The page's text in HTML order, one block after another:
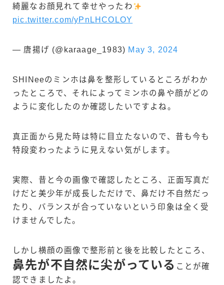
綺麗なお顔見れて幸せやったわ
pic.twitter.com/yPnLHCOLOY
— 唐揚げ (@karaage_1983) May 3, 2024
SHINeeのミンホは鼻を整形しているところがわか
ったところで、それによってミンホの鼻や顔がどの
ように変化したのか確認したいですよね。
真正面から見た時は特に目立たないので、昔も今も
特段変わったように見えない気がします。
実際、昔と今の画像で確認したところ、正面写真だ
けだと美少年が成長しただけで、鼻だけ不自然だっ
たり、バランスが合っていないという印象は全く受
けませんでした。
しかし横顔の画像で整形前と後を比較したところ、
鼻先が不自然に尖がっている ことが確
認できましたよ。